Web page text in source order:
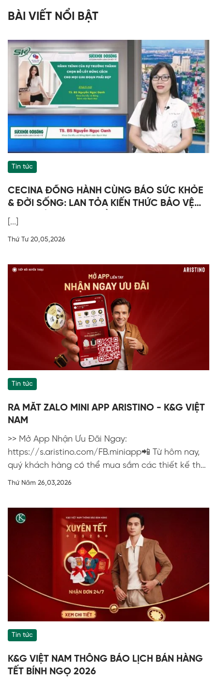
BÀI VIẾT NỔI BẬT
Tin tức
CECINA ĐỒNG HÀNH CÙNG BÁO SỨC KHỎE
& ĐỜI SỐNG: LAN TỎA KIẾN THỨC BẢO VỆ
SỨC KHỎE - CHỌN ĐỒ LÓT ĐÚNG CÁCH
[...]
Thứ Tư 20,05,2026
Tin tức
RA MẮT ZALO MINI APP ARISTINO - K&G VIỆT
NAM
>> Mở App Nhận Ưu Đãi Ngay:
https://s.aristino.com/FB.miniapp📲 Từ hôm nay,
quý khách hàng có thể mua sắm các thiết kế thời
trang cao cấp Aristino nhanh gọn và tiện...
Thứ Năm 26,03,2026
Tin tức
K&G VIỆT NAM THÔNG BÁO LỊCH BÁN HÀNG
TẾT BÍNH NGỌ 2026